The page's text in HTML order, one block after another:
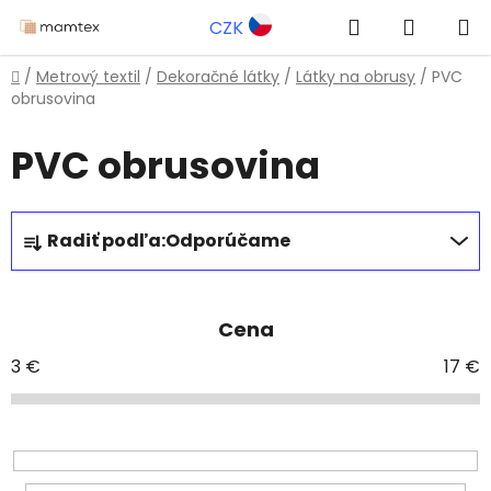
na
obsah
CZK Hľadať
KOŠÍK
Domov
/ Metrový textil / Dekoračné látky / Látky na obrusy / PVC
obrusovina
PVC obrusovina
R
a
d
i
e
r
o
Radiť podľa:Odporúčame
Cena
3 € 17 €